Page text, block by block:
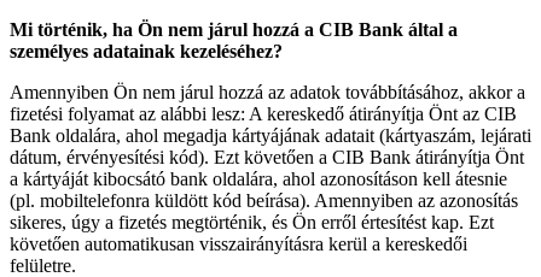
Mi történik, ha Ön nem járul hozzá a CIB Bank által a
személyes adatainak kezeléséhez?
Amennyiben Ön nem járul hozzá az adatok továbbításához, akkor a
fizetési folyamat az alábbi lesz: A kereskedő átirányítja Önt az CIB
Bank oldalára, ahol megadja kártyájának adatait (kártyaszám, lejárati
dátum, érvényesítési kód). Ezt követően a CIB Bank átirányítja Önt
a kártyáját kibocsátó bank oldalára, ahol azonosításon kell átesnie
(pl. mobiltelefonra küldött kód beírása). Amennyiben az azonosítás
sikeres, úgy a fizetés megtörténik, és Ön erről értesítést kap. Ezt
követően automatikusan visszairányításra kerül a kereskedői
felületre.